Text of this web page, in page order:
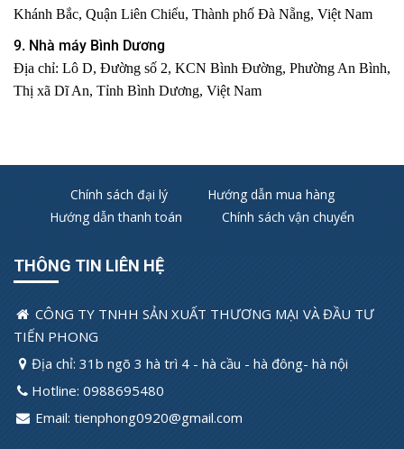
Khánh Bắc, Quận Liên Chiểu, Thành phố Đà Nẵng, Việt Nam
9. Nhà máy Bình Dương
Địa chỉ: Lô D, Đường số 2, KCN Bình Đường, Phường An Bình,
Thị xã Dĩ An, Tỉnh Bình Dương, Việt Nam
Chính sách đại lý
Hướng dẫn mua hàng
Hướng dẫn thanh toán
Chính sách vận chuyển
THÔNG TIN LIÊN HỆ
CÔNG TY TNHH SẢN XUẤT THƯƠNG MẠI VÀ ĐẦU TƯ
TIẾN PHONG
Địa chỉ: 31b ngõ 3 hà trì 4 - hà cầu - hà đông- hà nội
Hotline: 0988695480
Email: tienphong0920@gmail.com